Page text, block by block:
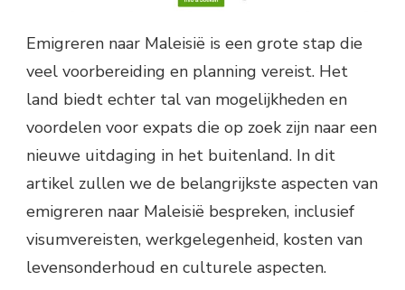
Emigreren naar Maleisië is een grote stap die
veel voorbereiding en planning vereist. Het
land biedt echter tal van mogelijkheden en
voordelen voor expats die op zoek zijn naar een
nieuwe uitdaging in het buitenland. In dit
artikel zullen we de belangrijkste aspecten van
emigreren naar Maleisië bespreken, inclusief
visumvereisten, werkgelegenheid, kosten van
levensonderhoud en culturele aspecten.